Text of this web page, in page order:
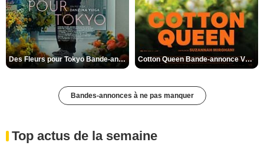
Des Fleurs pour Tokyo Bande-annonce VO STFR Cotton Queen Bande-annonce VO STFR
Bandes-annonces à ne pas manquer
Top actus de la semaine